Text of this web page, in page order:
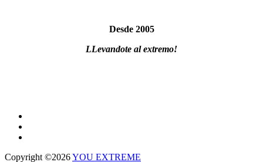
Desde 2005
LLevandote al extremo!
Copyright ©2026YOU EXTREME